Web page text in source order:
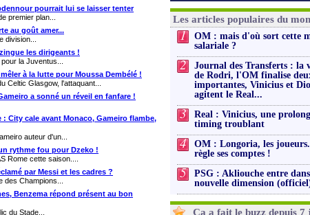
pourrait lui se laisser tenter
premier plan...
au goût amer...
division...
les dirigeants !
la Juventus...
à la lutte pour Moussa Dembélé !
Celtic Glasgow, l'attaquant...
a sonné un réveil en fanfare !
: City cale avant Monaco, Gameiro flambe,
auteur d'un...
rythme fou pour Dzeko !
Rome cette saison....
par Messi et les cadres ?
Champions...
Benzema répond présent au bon
du Stade...
Les articles populaires du
1
OM : mais d'où sort cette
salariale ?
2
Journal des Transferts : la
de Rodri, l'OM finalise
importantes, Vinicius et
agitent le Real...
3
Real : Vinicius, une
timing troublant
4
OM : Longoria, les
règle ses comptes !
5
PSG : Akliouche entre
nouvelle dimension
Ça a fait le buzz depuis 7